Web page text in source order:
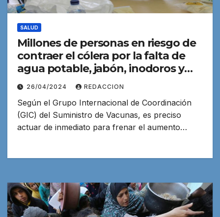
SALUD
Millones de personas en riesgo de
contraer el cólera por la falta de
agua potable, jabón, inodoros y
vacunas
26/04/2024 REDACCION
Según el Grupo Internacional de Coordinación
(GIC) del Suministro de Vacunas, es preciso
actuar de inmediato para frenar el aumento…